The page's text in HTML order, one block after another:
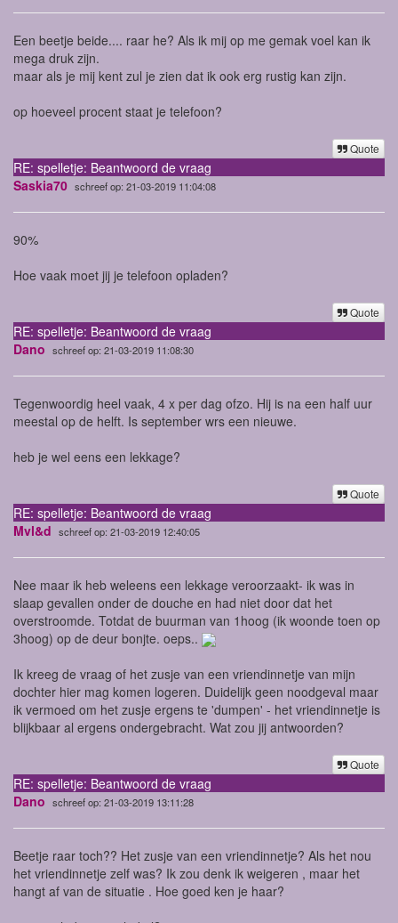
Een beetje beide.... raar he? Als ik mij op me gemak voel kan ik
mega druk zijn.
maar als je mij kent zul je zien dat ik ook erg rustig kan zijn.
op hoeveel procent staat je telefoon?
Quote
RE: spelletje: Beantwoord de vraag
Saskia70 schreef op: 21-03-2019 11:04:08
90%
Hoe vaak moet jij je telefoon opladen?
Quote
RE: spelletje: Beantwoord de vraag
Dano schreef op: 21-03-2019 11:08:30
Tegenwoordig heel vaak, 4 x per dag ofzo. Hij is na een half uur
meestal op de helft. Is september wrs een nieuwe.
heb je wel eens een lekkage?
Quote
RE: spelletje: Beantwoord de vraag
Mvl&d schreef op: 21-03-2019 12:40:05
Nee maar ik heb weleens een lekkage veroorzaakt- ik was in
slaap gevallen onder de douche en had niet door dat het
overstroomde. Totdat de buurman van 1hoog (ik woonde toen op
3hoog) op de deur bonjte. oeps..
Ik kreeg de vraag of het zusje van een vriendinnetje van mijn
dochter hier mag komen logeren. Duidelijk geen noodgeval maar
ik vermoed om het zusje ergens te 'dumpen' - het vriendinnetje is
blijkbaar al ergens ondergebracht. Wat zou jij antwoorden?
Quote
RE: spelletje: Beantwoord de vraag
Dano schreef op: 21-03-2019 13:11:28
Beetje raar toch?? Het zusje van een vriendinnetje? Als het nou
het vriendinnetje zelf was? Ik zou denk ik weigeren , maar het
hangt af van de situatie . Hoe goed ken je haar?